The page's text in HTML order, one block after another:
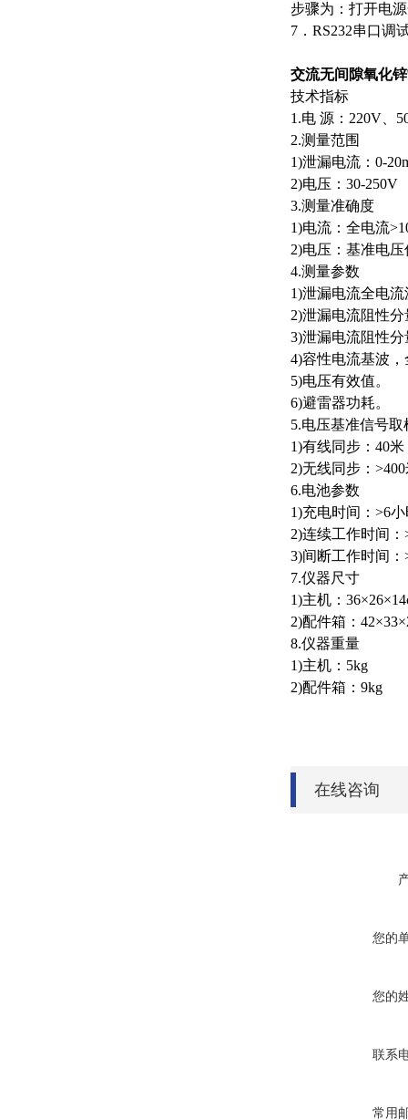
步骤为：打开电
7．RS232串口调
交流无间隙氧化
技术指标
1.电 源：220V、
2.测量范围
1)泄漏电流：0-
2)电压：30-250V
3.测量准确度
1)电流：全电流
2)电压：基准电
4.测量参数
1)泄漏电流全电
2)泄漏电流阻性
3)泄漏电流阻性
4)容性电流基波
5)电压有效值。
6)避雷器功耗。
5.电压基准信号取
1)有线同步：40
2)无线同步：
6.电池参数
1)充电时间：>6
2)连续工作时间：
3)间断工作时间：
7.仪器尺寸
1)主机：
2)配件箱：
8.仪器重量
1)主机：5kg
2)配件箱：9kg
在线咨询
您的
您的
联系
常用